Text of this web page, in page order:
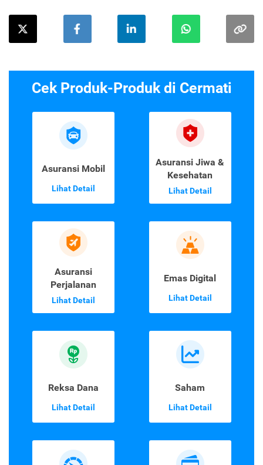
Cek Produk-Produk di Cermati
Asuransi Mobil
Lihat Detail
Asuransi Jiwa &
Kesehatan
Lihat Detail
Asuransi
Perjalanan
Lihat Detail
Emas Digital
Lihat Detail
Reksa Dana
Lihat Detail
Saham
Lihat Detail